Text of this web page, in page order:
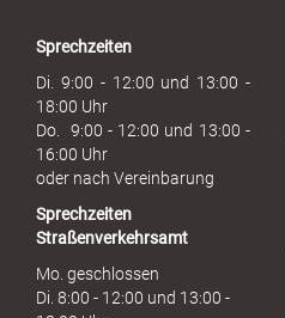
u
h
Sprechzeiten
Di. 9:00 - 12:00 und 13:00 -
18:00 Uhr
Do. 9:00 - 12:00 und 13:00 -
16:00 Uhr
oder nach Vereinbarung
Sprechzeiten
Straßenverkehrsamt
Mo. geschlossen
Di. 8:00 - 12:00 und 13:00 -